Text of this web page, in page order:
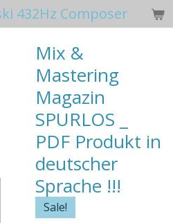
432Hz Composer
Mix &
Mastering
Magazin
SPURLOS _
PDF Produkt in
deutscher
Sprache !!!
Sale!